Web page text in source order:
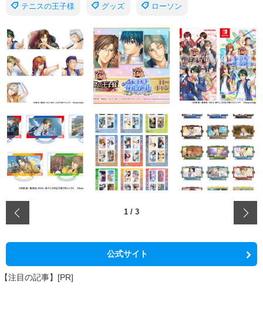
テニスの王子様 グッズ ローソン
1 / 3
公式サイト
【注目の記事】[PR]